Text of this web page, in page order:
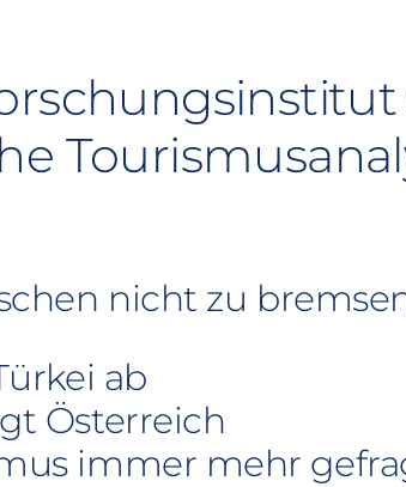
nicht zu
ab
Österreich
immer mehr